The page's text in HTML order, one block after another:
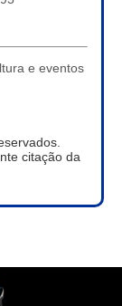
e eventos
citação da